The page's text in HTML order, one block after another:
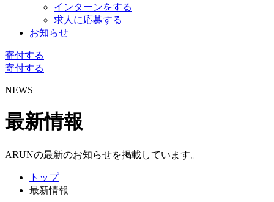
インターンをする
求人に応募する
お知らせ
寄付する
寄付する
NEWS
最新情報
ARUNの最新のお知らせを掲載しています。
トップ
最新情報